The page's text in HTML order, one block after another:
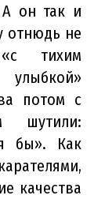
он так и
отнюдь не
тихим
потом с
шутили:
бы». Как
качества